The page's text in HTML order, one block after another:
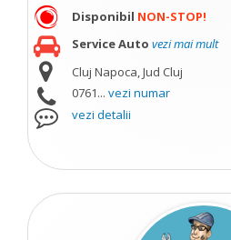
Disponibil NON-STOP!
Service Auto vezi mai mult
Cluj Napoca, Jud Cluj
0761... vezi numar
vezi detalii